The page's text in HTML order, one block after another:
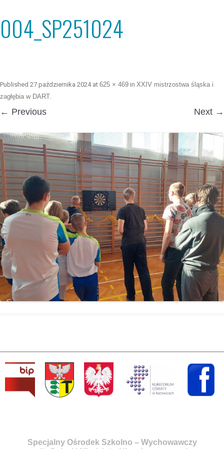
004_SP251024
Published 27 października 2024at 625 × 469 in XXIV mistrzostwa śląska i
zagłębia w DART.
← Previous Next →
Specjalny Ośrodek Szkolno – Wychowawczy